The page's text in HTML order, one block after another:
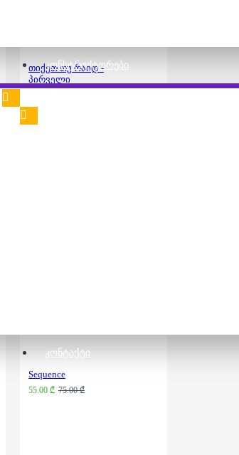
ᲙᲝᲜᲡᲢᲠᲣᲥᲢᲝᲠᲔᲑᲘ
ᲙᲝᲜᲢᲐᲥᲢᲘ
თიქეთ თუ რაიდ -
პირველი
მოგზაურობა
55.00 ₾
Sequence
55.00 ₾ 75.00 ₾